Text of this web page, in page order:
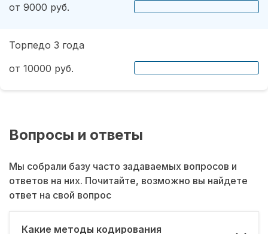
от 9000 руб.
Торпедо 3 года
от 10000 руб.
Вопросы и ответы
Мы собрали базу часто задаваемых вопросов и
ответов на них. Почитайте, возможно вы найдете
ответ на свой вопрос
Какие методы кодирования